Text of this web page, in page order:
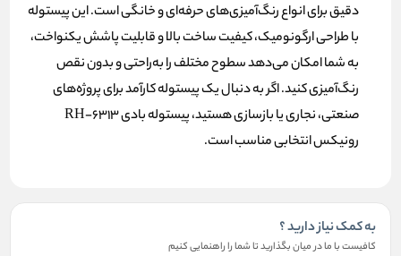
دقیق برای انواع رنگ‌آمیزی‌های حرفه‌ای و خانگی است. این پیستوله
با طراحی ارگونومیک، کیفیت ساخت بالا و قابلیت پاشش یکنواخت،
به شما امکان می‌دهد سطوح مختلف را به‌راحتی و بدون نقص
رنگ‌آمیزی کنید. اگر به دنبال یک پیستوله کارآمد برای پروژه‌های
صنعتی، نجاری یا بازسازی هستید، پیستوله بادی RH-6313
رونیکس انتخابی مناسب است.
به کمک نیاز دارید ؟
کافیست با ما در میان بگذارید تا شما را راهنمایی کنیم